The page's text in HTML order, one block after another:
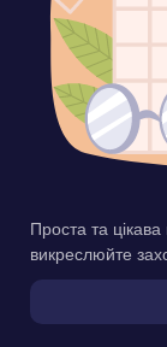
Проста та
викреслюйте